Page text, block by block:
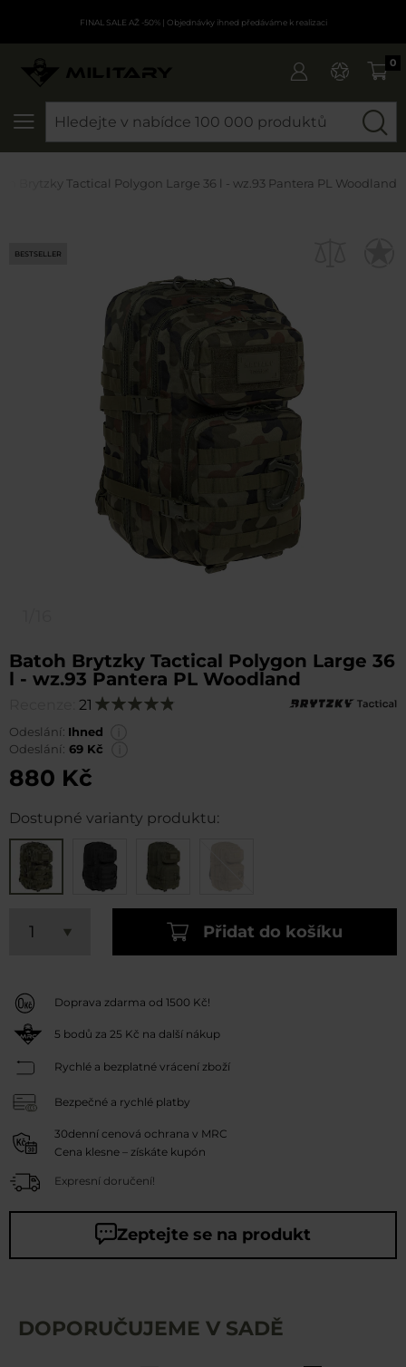
FINAL SALE AŽ -50%| Objednávky ihned předáváme k realizaci
0
Brytzky Tactical Polygon Large 36 l - wz.93 Pantera PL Woodland
BESTSELLER
Batoh Brytzky Tactical Polygon Large 36
l - wz.93 Pantera PL Woodland
21 Hodnocení:
Odeslání: Ihned
Odeslání: 69 Kč
880 Kč
Dostupné varianty produktu:
Přidat do košíku
Doprava zdarma od 1500 Kč!
5 bodů za 25 Kč na další nákup
Rychlé a bezplatné vrácení zboží
Bezpečné a rychlé platby
30denní cenová ochrana v MRC
Cena klesne – získáte kupón
Expresní doručení!
Zeptejte se na produkt
DOPORUČUJEME V SADĚ